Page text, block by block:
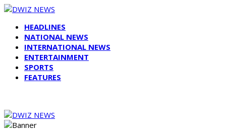
HEADLINES
NATIONAL NEWS
INTERNATIONAL NEWS
ENTERTAINMENT
SPORTS
FEATURES